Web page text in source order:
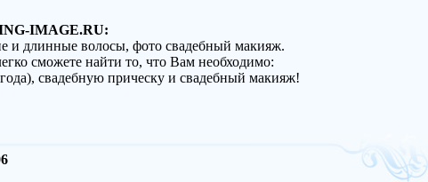
IMAGE.RU:
и длинные волосы, фото свадебный макияж.
сможете найти то, что Вам необходимо:
свадебную прическу и свадебный макияж!